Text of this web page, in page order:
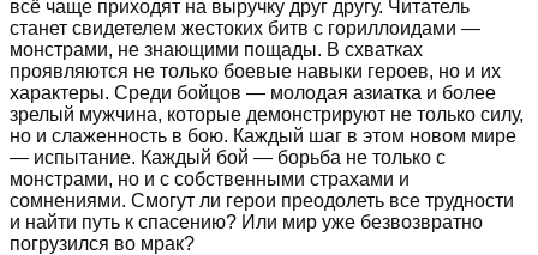
всё чаще приходят на выручку друг другу. Читатель
станет свидетелем жестоких битв с гориллоидами —
монстрами, не знающими пощады. В схватках
проявляются не только боевые навыки героев, но и их
характеры. Среди бойцов — молодая азиатка и более
зрелый мужчина, которые демонстрируют не только силу,
но и слаженность в бою. Каждый шаг в этом новом мире
— испытание. Каждый бой — борьба не только с
монстрами, но и с собственными страхами и
сомнениями. Смогут ли герои преодолеть все трудности
и найти путь к спасению? Или мир уже безвозвратно
погрузился во мрак?